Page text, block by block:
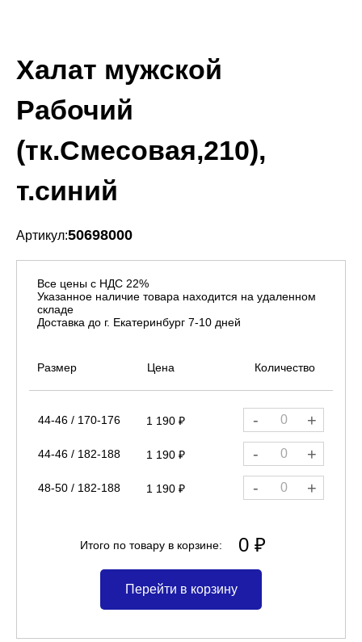
Халат мужской
Рабочий
(тк.Смесовая,210),
т.синий
Артикул:50698000
Все цены с НДС 22%
Указанное наличие товара находится на удаленном
складе
Доставка до г. Екатеринбург 7-10 дней
Размер Цена Количество
44-46 / 170-176 1 190 ₽ - +
44-46 / 182-188 1 190 ₽ - +
48-50 / 182-188 1 190 ₽ - +
Итого по товару в корзине: 0 ₽
Перейти в корзину